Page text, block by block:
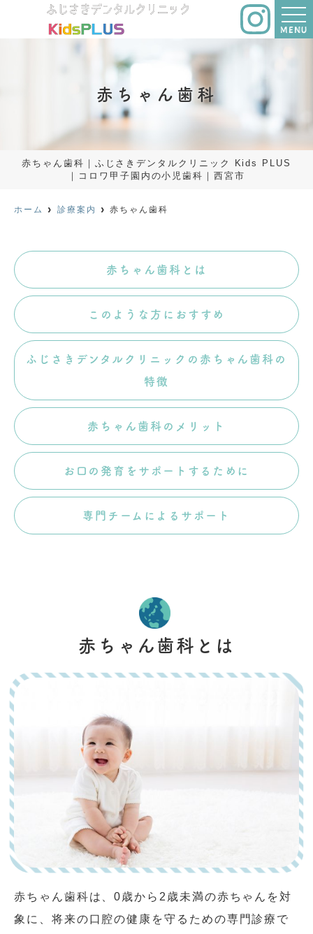
MENU
赤ちゃん歯科
赤ちゃん歯科｜ふじさきデンタルクリニック Kids PLUS
｜コロワ甲子園内の小児歯科｜西宮市
ホーム 診療案内 赤ちゃん歯科
赤ちゃん歯科とは
このような方におすすめ
ふじさきデンタルクリニックの赤ちゃん歯科の
特徴
赤ちゃん歯科のメリット
お口の発育をサポートするために
専門チームによるサポート
赤ちゃん歯科とは
赤ちゃん歯科は、0歳から2歳未満の赤ちゃんを対
象に、将来の口腔の健康を守るための専門診療で